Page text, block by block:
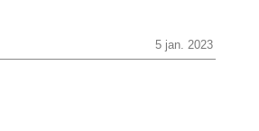
5 jan. 2023